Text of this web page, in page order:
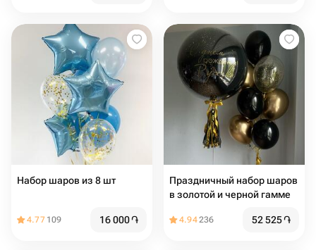
Набор шаров из 8 шт
4.77 109 16 000֏
Праздничный набор шаров
в золотой и черной гамме
4.94236 52 525֏